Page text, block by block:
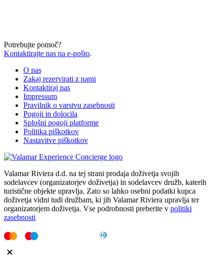
Potrebujte pomoč?
Kontaktirajte nas na e-pošto.
O nas
Zakaj rezervirati z nami
Kontaktiraj nas
Impressum
Pravilnik o varstvu zasebnosti
Pogoji in dolocila
Splošni pogoji platforme
Politika piškotkov
Nastavitve piškotkov
Valamar Riviera d.d. na tej strani prodaja doživetja svojih
sodelavcev (organizatorjev doživetja) in sodelavcev družb, katerih
turistične objekte upravlja. Zato so lahko osebni podatki kupca
doživetja vidni tudi družbam, ki jih Valamar Riviera upravlja ter
organizatorjem doživetja. Vse podrobnosti preberite v politiki
zasebnosti